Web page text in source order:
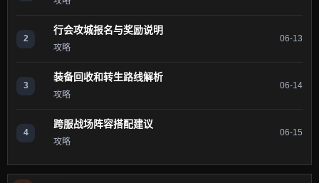
2
行会攻城报名与奖励说明
攻略
06-13
3
装备回收和转生路线解析
攻略
06-14
4
跨服战场阵容搭配建议
攻略
06-15